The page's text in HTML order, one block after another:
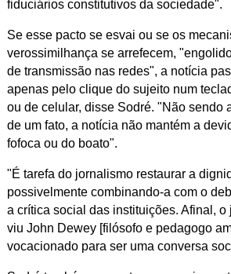
fiduciários constitutivos da sociedade".
Se esse pacto se esvai ou se os
verossimilhança se arrefecem,
de transmissão nas redes", a notícia
apenas pelo clique do sujeito num
ou de celular, disse Sodré. "Não sendo
de um fato, a notícia não mantém a
fofoca ou do boato".
"É tarefa do jornalismo restaurar a
possivelmente combinando-a com o
a crítica social das instituições. Afinal, o
viu John Dewey [filósofo e pedagogo
vocacionado para ser uma conversa